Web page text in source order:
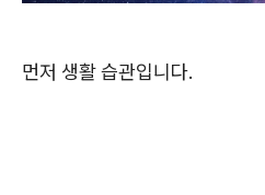
먼저 생활 습관입니다.